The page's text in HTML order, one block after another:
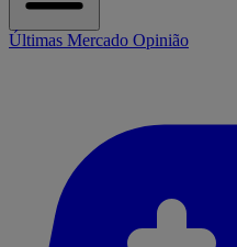
Últimas Mercado Opinião